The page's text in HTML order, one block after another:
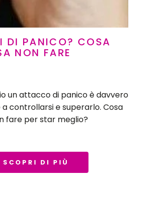
DI PANICO? COSA
NON FARE
un attacco di panico è davvero
controllarsi e superarlo. Cosa
fare per star meglio?
SCOPRI DI PIÙ